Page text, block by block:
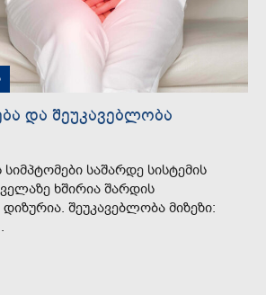
და შეუკავებლობა
სიმპტომები საშარდე სისტემის
ხშირია შარდის
შეუკავებლობა მიზეზი: